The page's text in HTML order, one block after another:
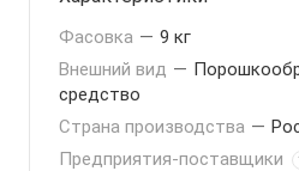
Фасовка — 9 кг
Внешний вид —
средство
Страна производства —
Предприятия-поставщики